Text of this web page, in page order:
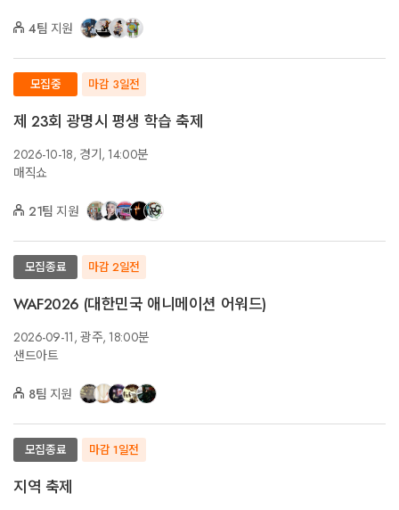
4팀 지원
모집중 마감 3일전
제 23회 광명시 평생 학습 축제
2026-10-18, 경기, 14:00분
매직쇼
21팀 지원
모집종료 마감 2일전
WAF2026 (대한민국 애니메이션 어워드)
2026-09-11, 광주, 18:00분
샌드아트
8팀 지원
모집종료 마감 1일전
지역 축제